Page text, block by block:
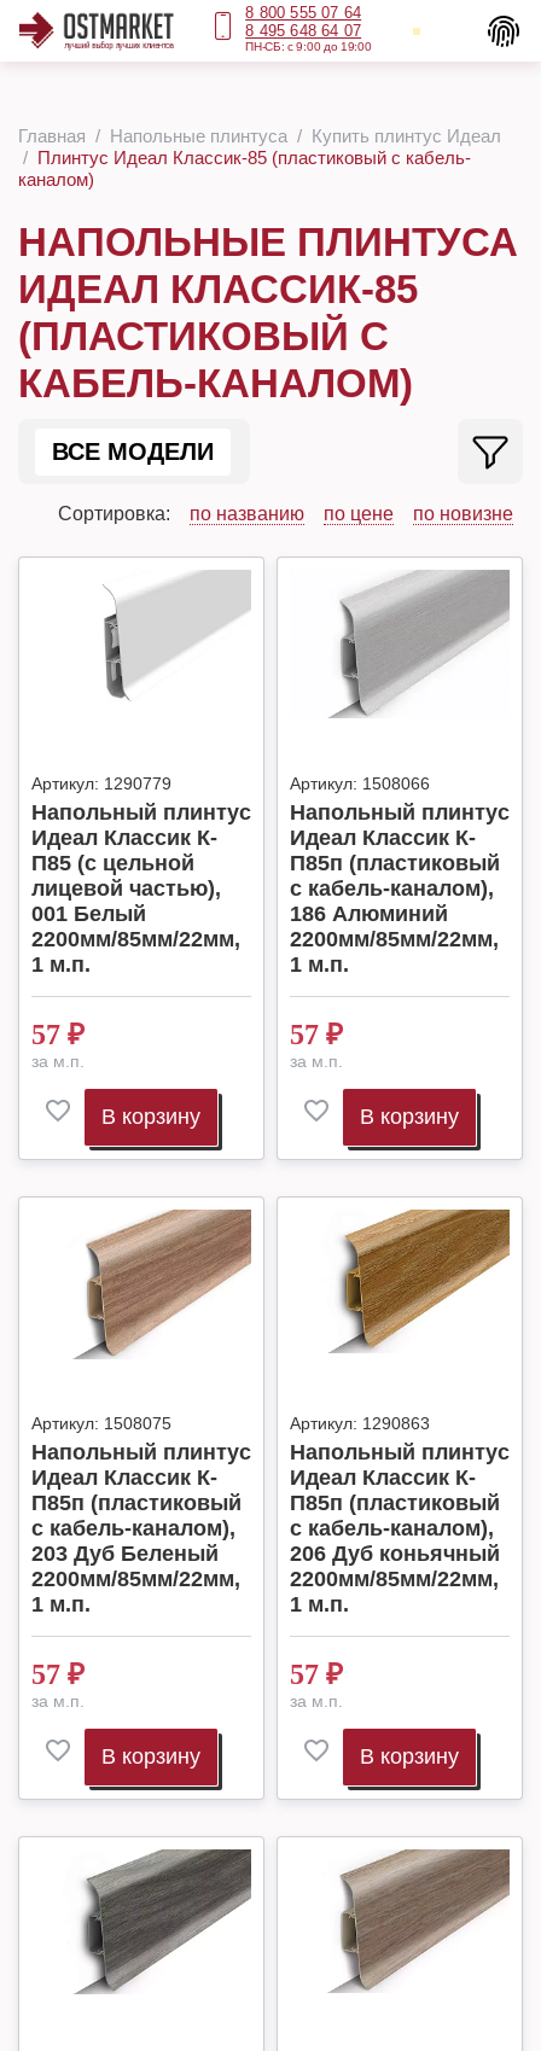
8 800 555 07 64
8 495 648 64 07
ПН-СБ: с 9:00 до 19:00
Главная Напольные плинтуса
Купить плинтус Идеал
Плинтус Идеал Классик-85 (пластиковый с кабель-
каналом)
НАПОЛЬНЫЕ ПЛИНТУСА
ИДЕАЛ КЛАССИК-85
(ПЛАСТИКОВЫЙ С
КАБЕЛЬ-КАНАЛОМ)
ВСЕ МОДЕЛИ
Сортировка: по названию по цене по новизне
Артикул: 1290779
Напольный плинтус
Идеал Классик К-
П85 (с цельной
лицевой частью),
001 Белый
2200мм/85мм/22мм,
1 м.п.
57 ₽
за м.п.
В корзину
Артикул: 1508066
Напольный плинтус
Идеал Классик К-
П85п (пластиковый
с кабель-каналом),
186 Алюминий
2200мм/85мм/22мм,
1 м.п.
57 ₽
за м.п.
В корзину
Артикул: 1508075
Напольный плинтус
Идеал Классик К-
П85п (пластиковый
с кабель-каналом),
203 Дуб Беленый
2200мм/85мм/22мм,
1 м.п.
57 ₽
за м.п.
В корзину
Артикул: 1290863
Напольный плинтус
Идеал Классик К-
П85п (пластиковый
с кабель-каналом),
206 Дуб коньячный
2200мм/85мм/22мм,
1 м.п.
57 ₽
за м.п.
В корзину